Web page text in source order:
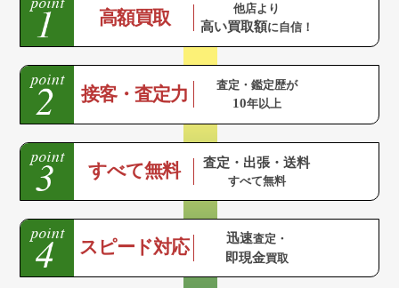
高額買取 他店より
高い買取額に自信！
接客・査定力 査定・鑑定歴が
10年以上
すべて無料 査定・出張・送料
すべて無料
スピード対応 迅速査定・
即現金買取